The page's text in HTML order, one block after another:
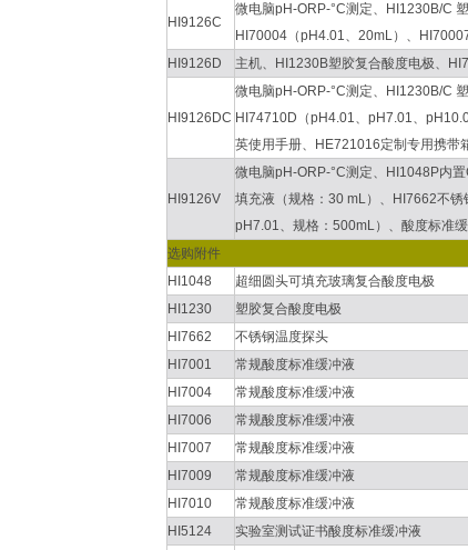
HI9126C
微电脑pH-ORP-°C测定、HI1230B/C
HI70004（pH4.01、20mL）、
HI9126D
主机、HI1230B塑胶复合酸度电极、
HI9126DC
微电脑pH-ORP-°C测定、HI1230B/C
HI74710D（pH4.01、pH7.01、
英使用手册、HE721016定制专用携带
HI9126V
微电脑pH-ORP-°C测定、HI1048P内
填充液（规格：30 mL）、HI7662不
pH7.01、规格：500mL）、酸度标准
选购附件
HI1048
超细圆头可填充玻璃复合酸度电极
HI1230
塑胶复合酸度电极
HI7662
不锈钢温度探头
HI7001
常规酸度标准缓冲液
HI7004
常规酸度标准缓冲液
HI7006
常规酸度标准缓冲液
HI7007
常规酸度标准缓冲液
HI7009
常规酸度标准缓冲液
HI7010
常规酸度标准缓冲液
HI5124
实验室测试证书酸度标准缓冲液